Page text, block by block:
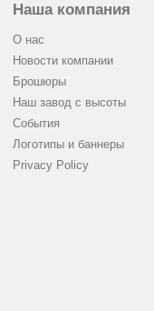
Наша компания
О нас
Новости компании
Брошюры
Наш завод с высоты
События
Логотипы и баннеры
Privacy Policy